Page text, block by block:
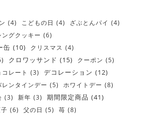
(4) こどもの日 (4) ざぶとんパイ (4)
ングクッキー (6)
缶 (10) クリスマス (4)
クロワッサンド (15) クーポン (5)
レート (3) デコレーション (12)
レンタインデー (5) ホワイトデー (8)
(3) 新年 (3) 期間限定商品 (41)
(6) 父の日 (5) 苺 (8)